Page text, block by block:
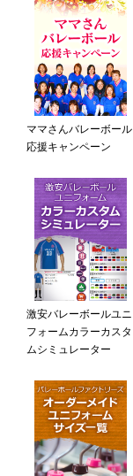
ママさんバレーボール
応援キャンペーン
激安バレーボールユニ
フォームカラーカスタ
ムシミュレーター